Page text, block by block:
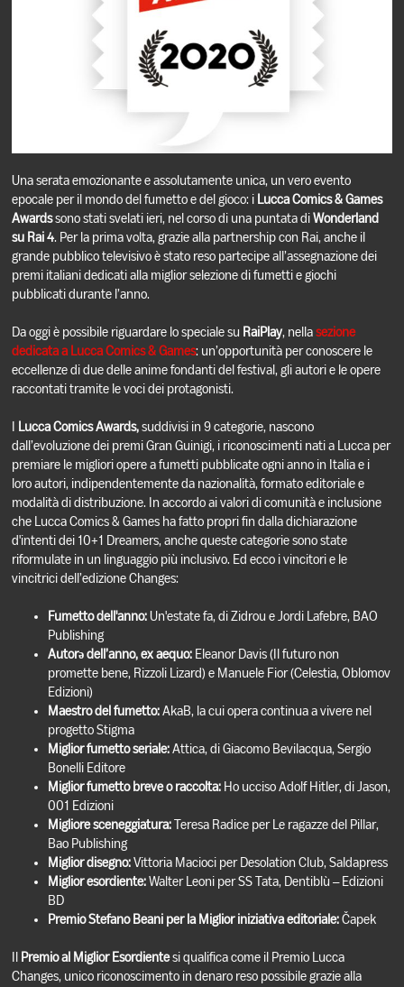
Una serata emozionante e assolutamente unica, un vero evento
epocale per il mondo del fumetto e del gioco: i Lucca Comics & Games
Awardssono stati svelati ieri, nel corso di una puntata diWonderland
su Rai 4. Per la prima volta, grazie alla partnership con Rai, anche il
grande pubblico televisivo è stato reso partecipe all’assegnazione dei
premi italiani dedicati alla miglior selezione di fumetti e giochi
pubblicati durante l’anno.
Da oggi è possibile riguardare lo speciale su RaiPlay, nellasezione
dedicata a Lucca Comics & Games: un’opportunità per conoscere le
eccellenze di due delle anime fondanti del festival, gli autori e le opere
raccontati tramite le voci dei protagonisti.
I Lucca Comics Awards,suddivisi in 9 categorie, nascono
dall’evoluzione dei premi Gran Guinigi, i riconoscimenti nati a Lucca per
premiare le migliori opere a fumetti pubblicate ogni anno in Italia e i
loro autori, indipendentemente da nazionalità, formato editoriale e
modalità di distribuzione. In accordo ai valori di comunità e inclusione
che Lucca Comics & Games ha fatto propri fin dalla dichiarazione
d'intenti dei 10+1 Dreamers, anche queste categorie sono state
riformulate in un linguaggio più inclusivo. Ed ecco i vincitori e le
vincitrici dell’edizione Changes:
Fumetto dell'anno:Un'estate fa, di Zidrou e Jordi Lafebre, BAO
Publishing
Autorǝ dell’anno, ex aequo: Eleanor Davis (Il futuro non
promette bene, Rizzoli Lizard) e Manuele Fior (Celestia, Oblomov
Edizioni)
Maestro del fumetto:AkaB, la cui opera continua a vivere nel
progetto Stigma
Miglior fumetto seriale:Attica, di Giacomo Bevilacqua, Sergio
Bonelli Editore
Miglior fumetto breve o raccolta: Ho ucciso Adolf Hitler, di Jason,
001 Edizioni
Migliore sceneggiatura: Teresa Radice per Le ragazze del Pillar,
Bao Publishing
Miglior disegno:Vittoria Macioci per Desolation Club, Saldapress
Miglior esordiente:Walter Leoni per SS Tata, Dentiblù – Edizioni
BD
Premio Stefano Beani per la Miglior iniziativa editoriale:Čapek
Il Premio al Miglior Esordientesi qualifica come il Premio Lucca
Changes, unico riconoscimento in denaro reso possibile grazie alla